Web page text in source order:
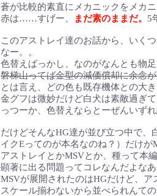
蒼が比較的素直にメカニックをメカ
赤は……すげー、
まだ素のままだ。 5
このアストレイ達のお話から、いく
なー。。
色替えばっかし、なのがなんとも
磐梯山ってば金型の減価償却に余念
とは言え、どの色も既存機体との大
金グフは微妙だけど白犬は素敵過ぎ
っつーか、色替えならとーぜんいず
だけどそんなHG達が並び立つ中で
イクEってのが本名なのね？）だけが
アストレイとかMSVとか、種って本
顕著に出る問題ってコレなんだよな
MSVが展開されたのはHGだけど、ア
スケール揃わないから並べられんて